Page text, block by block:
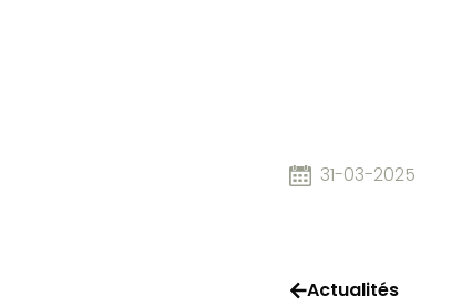
31-03-2025
Actualités